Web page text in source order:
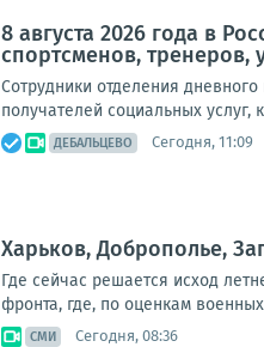
8 августа 2026 года в
спортсменов, тренеров,
Сотрудники отделения
получателей социальных
ДЕБАЛЬЦЕВО Сегодня, 11:09
Харьков, Доброполье,
Где сейчас решается исход
фронта, где, по оценкам
СМИ Сегодня, 08:36